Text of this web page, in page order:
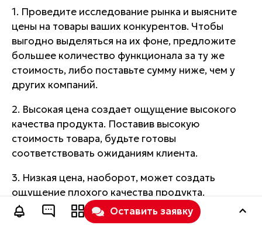
1. Проведите исследование рынка и выясните
цены на товары ваших конкурентов. Чтобы
выгодно выделяться на их фоне, предложите
большее количество функционала за ту же
стоимость, либо поставьте сумму ниже, чем у
других компаний.
2. Высокая цена создает ощущение высокого
качества продукта. Поставив высокую
стоимость товара, будьте готовы
соответствовать ожиданиям клиента.
3. Низкая цена, наоборот, может создать
ощущение плохого качества продукта.
4. Цена прямо соотносится с ценностью товара
Оставить заявку